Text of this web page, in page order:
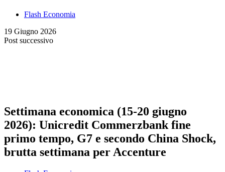
Flash Economia
19 Giugno 2026
Post successivo
Settimana economica (15-20 giugno
2026): Unicredit Commerzbank fine
primo tempo, G7 e secondo China Shock,
brutta settimana per Accenture